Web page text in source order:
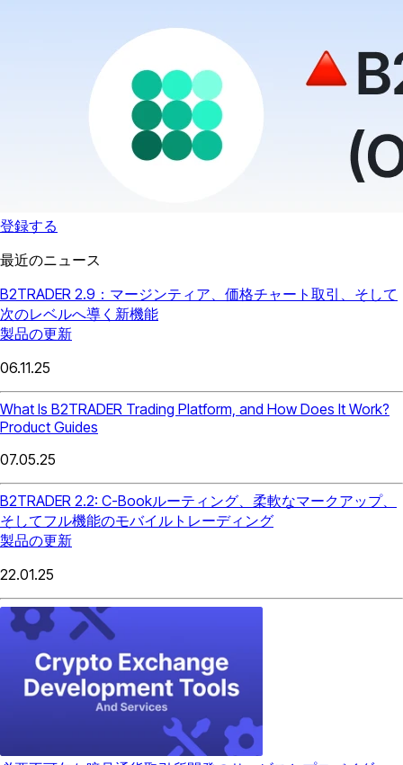
登録する
最近のニュース
B2TRADER 2.9：マージンティア、価格チャート取引、そして
次のレベルへ導く新機能
製品の更新
06.11.25
What Is B2TRADER Trading Platform, and How Does It Work?
Product Guides
07.05.25
B2TRADER 2.2: C-Bookルーティング、柔軟なマークアップ、
そしてフル機能のモバイルトレーディング
製品の更新
22.01.25